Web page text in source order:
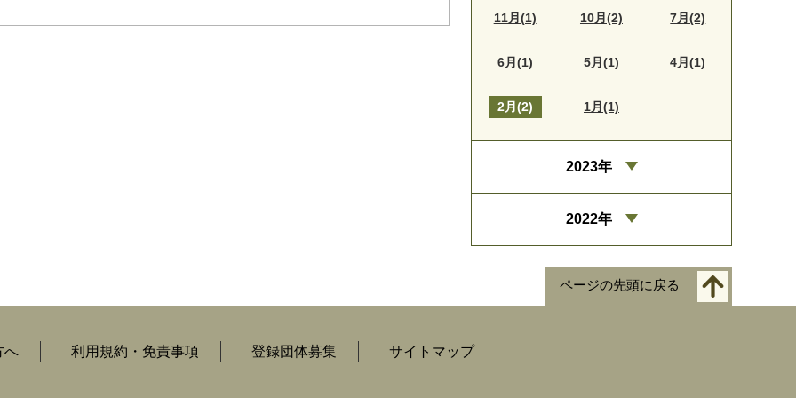
11月(1) 10月(2) 7月(2)
6月(1) 5月(1) 4月(1)
2月(2) 1月(1)
2023年
2022年
ページの先頭に戻る
へ 利用規約・免責事項 登録団体募集 サイトマップ